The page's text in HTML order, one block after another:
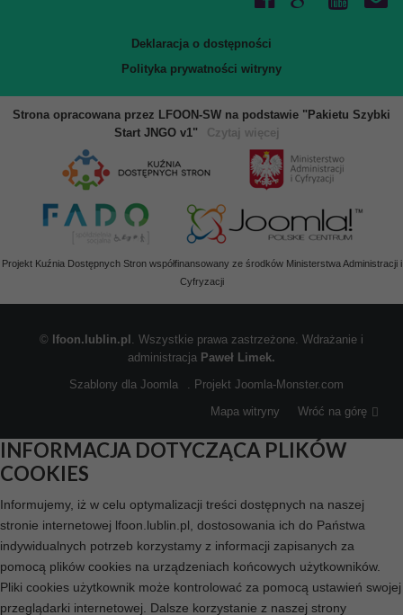
Deklaracja o dostępności
Polityka prywatności witryny
Strona opracowana przez LFOON-SW na podstawie "Pakietu Szybki
Start JNGO v1"
Czytaj więcej
Projekt Kuźnia Dostępnych Stron współfinansowany ze środków Ministerstwa Administracji i
Cyfryzacji
© lfoon.lublin.pl . Wszystkie prawa zastrzeżone. Wdrażanie i
administracja Paweł Limek.
Szablony dla Joomla
. Projekt Joomla-Monster.com
Mapa witryny
Wróć na górę
INFORMACJA DOTYCZĄCA PLIKÓW
COOKIES
Informujemy, iż w celu optymalizacji treści dostępnych na naszej
stronie internetowej lfoon.lublin.pl, dostosowania ich do Państwa
indywidualnych potrzeb korzystamy z informacji zapisanych za
pomocą plików cookies na urządzeniach końcowych użytkowników.
Pliki cookies użytkownik może kontrolować za pomocą ustawień swojej
przeglądarki internetowej. Dalsze korzystanie z naszej strony